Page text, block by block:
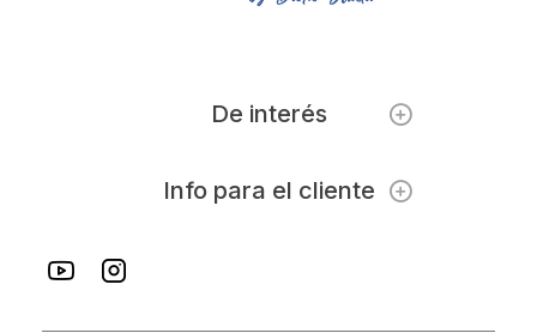
De interés
Info para el cliente